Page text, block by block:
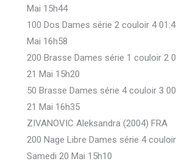
Mai 15h44
100 Dos Dames série 2 couloir 4
Mai 16h58
200 Brasse Dames série 1 couloir 2
21 Mai 15h20
50 Brasse Dames série 4 couloir 3
21 Mai 16h35
ZIVANOVIC Aleksandra (2004) FRA
200 Nage Libre Dames série 4
Samedi 20 Mai 15h10